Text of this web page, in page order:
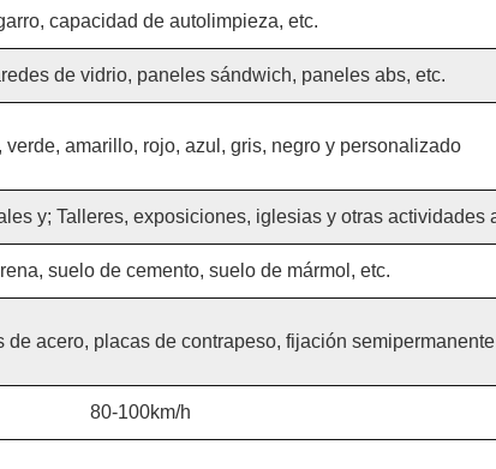
capacidad de autolimpieza, etc.
de vidrio, paneles sándwich, paneles abs, etc.
verde, amarillo, rojo, azul, gris, negro y personalizado
y; Talleres, exposiciones, iglesias y otras actividades
suelo de cemento, suelo de mármol, etc.
acero, placas de contrapeso, fijación
80-100km/h